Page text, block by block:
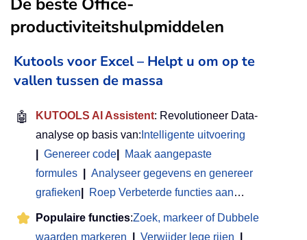
productiviteitshulpmiddelen
Kutools voor Excel – Helpt u om op te
vallen tussen de massa
🤖 KUTOOLS AI Assistent: Revolutioneer Data-
analyse op basis van: Intelligente uitvoering
Genereer code
Maak aangepaste
formules
Analyseer gegevens en genereer
grafieken
Roep Verbeterde functies aan…
Populaire functies:Zoek, markeer of Dubbele
waarden markeren
Verwijder lege rijen